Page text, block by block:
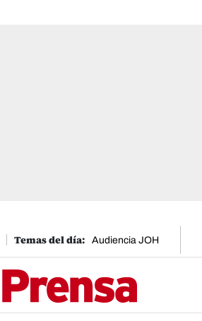
Audiencia JOH